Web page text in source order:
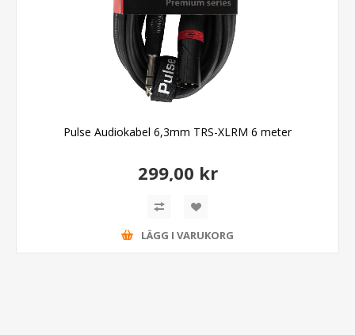
Pulse Audiokabel 6,3mm TRS-XLRM 6 meter
299,00 kr
LÄGG I VARUKORG